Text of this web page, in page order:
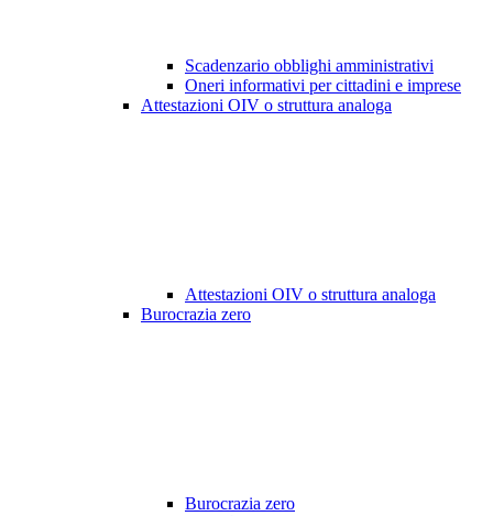
Scadenzario obblighi amministrativi
Oneri informativi per cittadini e imprese
Attestazioni OIV o struttura analoga
Attestazioni OIV o struttura analoga
Burocrazia zero
Burocrazia zero